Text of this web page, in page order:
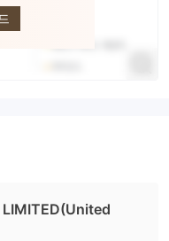
LIMITED(United